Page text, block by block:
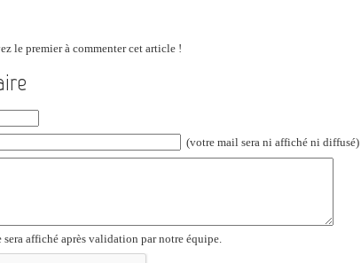
le premier à commenter cet article !
(votre mail sera ni affiché ni diffusé)
sera affiché après validation par notre équipe.